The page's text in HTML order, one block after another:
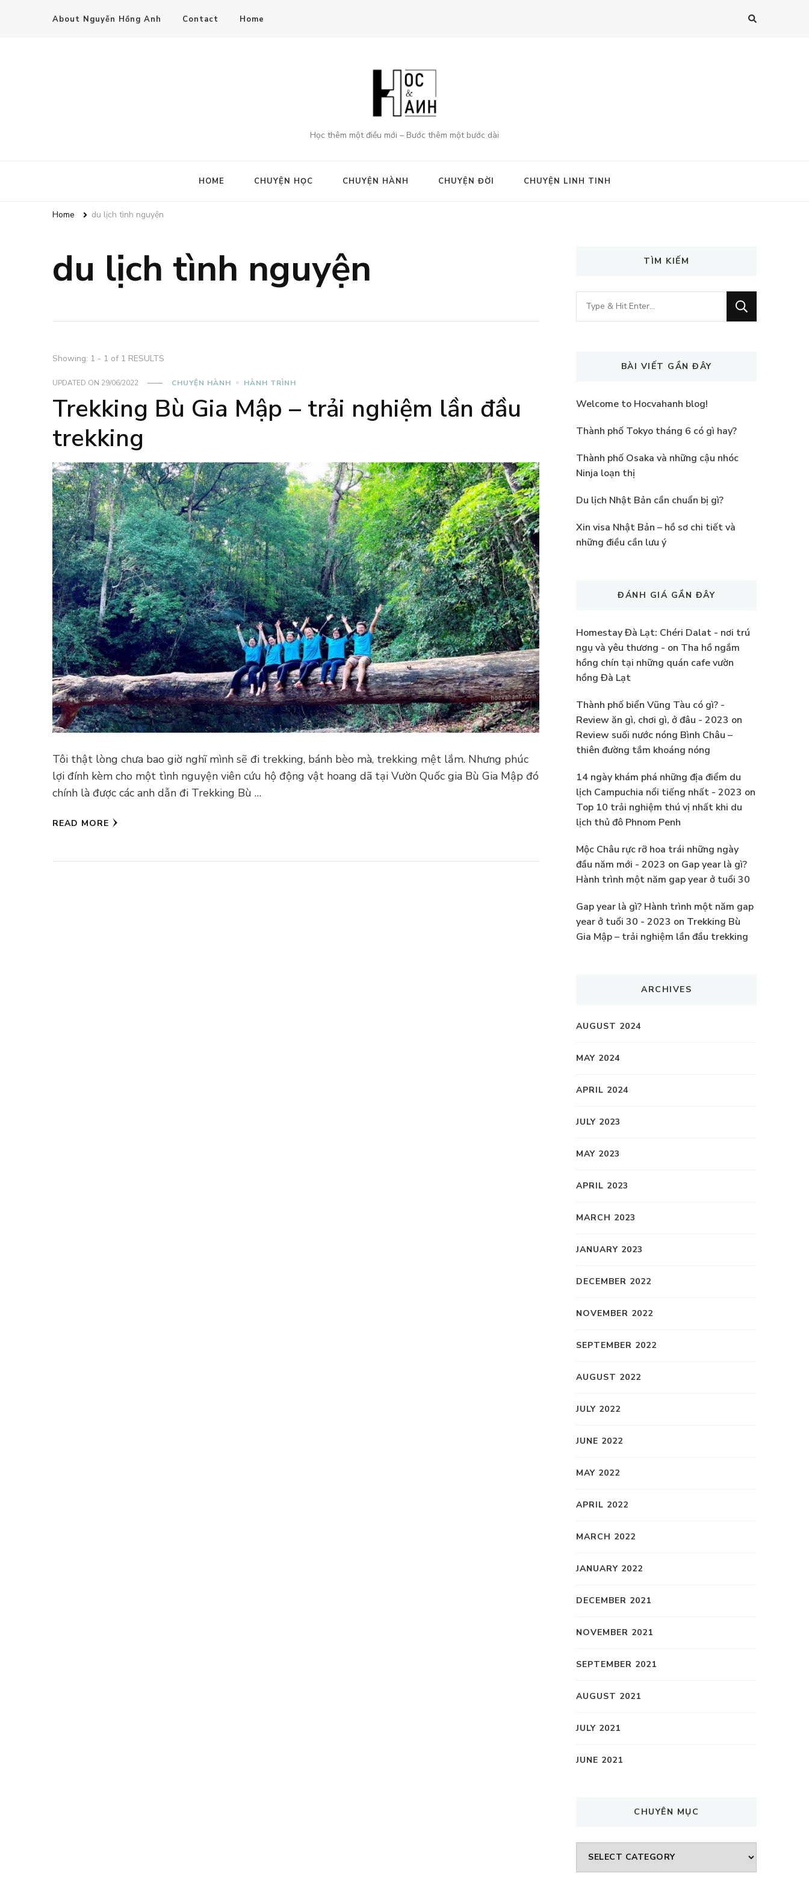
About Nguyễn Hồng Anh Contact Home
Học thêm một điều mới – Bước thêm một bước dài
HOME CHUYỆN HỌC CHUYỆN HÀNH CHUYỆN ĐỜI CHUYỆN LINH TINH
Home du lịch tình nguyện
du lịch tình nguyện
Showing: 1 - 1 of 1 RESULTS
UPDATED ON 29/06/2022 CHUYỆN HÀNH HÀNH TRÌNH
Trekking Bù Gia Mập – trải nghiệm lần đầu
trekking
Tôi thật lòng chưa bao giờ nghĩ mình sẽ đi trekking, bánh bèo mà, trekking mệt lắm. Nhưng phúc
lợi đính kèm cho một tình nguyện viên cứu hộ động vật hoang dã tại Vườn Quốc gia Bù Gia Mập đó
chính là được các anh dẫn đi Trekking Bù …
READ MORE
TÌM KIẾM
Looking
for
BÀI VIẾT GẦN ĐÂY
Welcome to Hocvahanh blog!
Thành phố Tokyo tháng 6 có gì hay?
Thành phố Osaka và những cậu nhóc
Ninja loạn thị
Du lịch Nhật Bản cần chuẩn bị gì?
Xin visa Nhật Bản – hồ sơ chi tiết và
những điều cần lưu ý
ĐÁNH GIÁ GẦN ĐÂY
Homestay Đà Lạt: Chéri Dalat - nơi trú
ngụ và yêu thương - on Tha hồ ngắm
hồng chín tại những quán cafe vườn
hồng Đà Lạt
Thành phố biển Vũng Tàu có gì? -
Review ăn gì, chơi gì, ở đâu - 2023 on
Review suối nước nóng Bình Châu –
thiên đường tắm khoáng nóng
14 ngày khám phá những địa điểm du
lịch Campuchia nổi tiếng nhất - 2023 on
Top 10 trải nghiệm thú vị nhất khi du
lịch thủ đô Phnom Penh
Mộc Châu rực rỡ hoa trái những ngày
đầu năm mới - 2023 on Gap year là gì?
Hành trình một năm gap year ở tuổi 30
Gap year là gì? Hành trình một năm gap
year ở tuổi 30 - 2023 on Trekking Bù
Gia Mập – trải nghiệm lần đầu trekking
ARCHIVES
AUGUST 2024
MAY 2024
APRIL 2024
JULY 2023
MAY 2023
APRIL 2023
MARCH 2023
JANUARY 2023
DECEMBER 2022
NOVEMBER 2022
SEPTEMBER 2022
AUGUST 2022
JULY 2022
JUNE 2022
MAY 2022
APRIL 2022
MARCH 2022
JANUARY 2022
DECEMBER 2021
NOVEMBER 2021
SEPTEMBER 2021
AUGUST 2021
JULY 2021
JUNE 2021
CHUYÊN MỤC
CHUYÊN
MỤC